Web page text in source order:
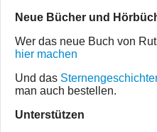
Neue Bücher und
Wer das neue Buch von
hier machen
Und das
man auch bestellen.
Unterstützen